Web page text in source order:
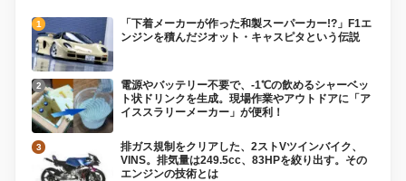
「下着メーカーが作った和製スーパーカー!?」F1エ
ンジンを積んだジオット・キャスピタという伝説
電源やバッテリー不要で、-1℃の飲めるシャーベッ
ト状ドリンクを生成。現場作業やアウトドアに「ア
イススラリーメーカー」が便利！
排ガス規制をクリアした、2ストVツインバイク、
VINS。排気量は249.5cc、83HPを絞り出す。その
エンジンの技術とは